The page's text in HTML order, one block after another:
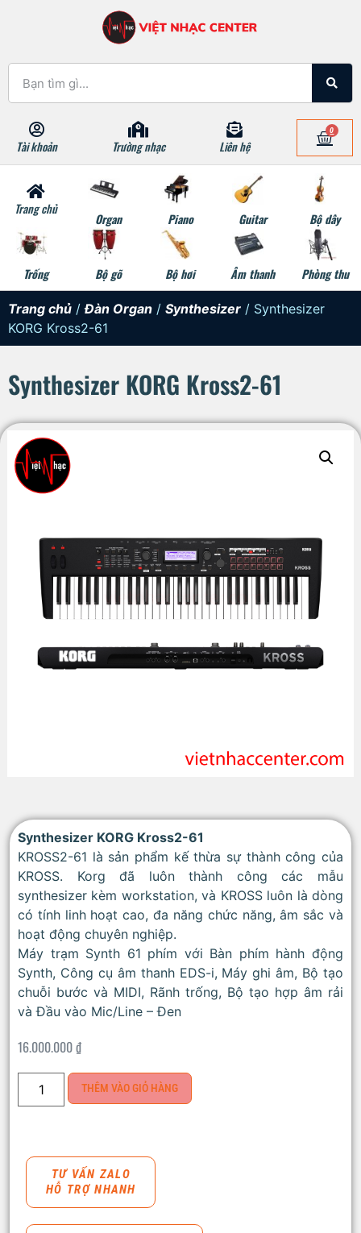
Tài khoản Trường nhạc Liên hệ
0
Trang chủ
Organ Piano Guitar Bộ dây
Trống Bộ gõ Bộ hơi Âm thanh Phòng thu
Trang chủ /Đàn Organ / Synthesizer / Synthesizer
KORG Kross2-61
Synthesizer KORG Kross2-61
Synthesizer KORG Kross2-61
KROSS2-61 là sản phẩm kế thừa sự thành công của
KROSS. Korg đã luôn thành công các mẫu
synthesizer kèm workstation, và KROSS luôn là dòng
có tính linh hoạt cao, đa năng chức năng, âm sắc và
hoạt động chuyên nghiệp.
Máy trạm Synth 61 phím với Bàn phím hành động
Synth, Công cụ âm thanh EDS-i, Máy ghi âm, Bộ tạo
chuỗi bước và MIDI, Rãnh trống, Bộ tạo hợp âm rải
và Đầu vào Mic/Line – Đen
16.000.000₫
THÊM VÀO GIỎ HÀNG
TƯ VẤN ZALO
HỖ TRỢ NHANH